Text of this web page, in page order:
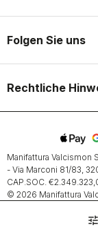
tune
Folgen Sie uns
Rechtliche
Manifattura Valcismon
- Via Marconi 81/83,
CAP.SOC.
© 2026 Manifattura